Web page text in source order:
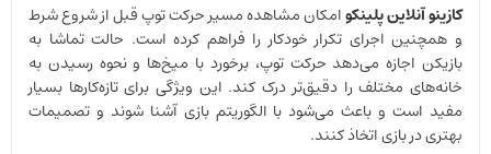
کازینو آنلاین پلینکوامکان مشاهده مسیر حرکت توپ قبل از شروع شرط
و همچنین اجرای تکرار خودکار را فراهم کرده است. حالت تماشا به
بازیکن اجازه می‌دهد حرکت توپ، برخورد با میخ‌ها و نحوه رسیدن به
خانه‌های مختلف را دقیق‌تر درک کند. این ویژگی برای تازه‌کارها بسیار
مفید است و باعث می‌شود با الگوریتم بازی آشنا شوند و تصمیمات
بهتری در بازی اتخاذ کنند.